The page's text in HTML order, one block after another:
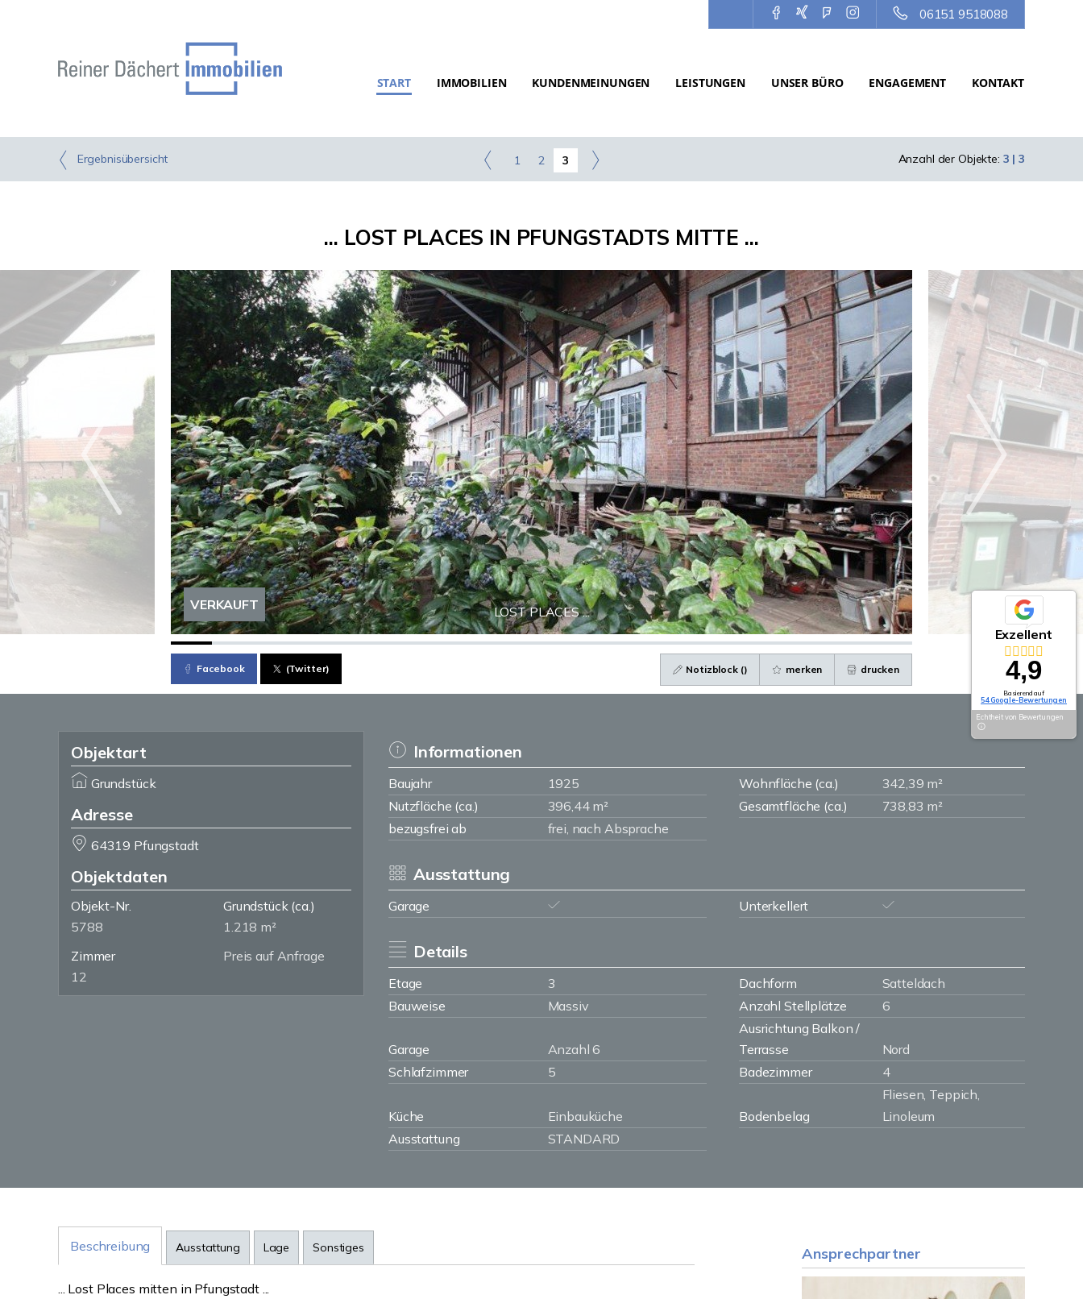
06151 9518088
START IMMOBILIEN KUNDENMEINUNGEN LEISTUNGEN UNSER BÜRO ENGAGEMENT KONTAKT
Ergebnisübersicht 1 2 3 Anzahl der Objekte: 3 | 3
... LOST PLACES IN PFUNGSTADTS MITTE ...
LOST PLACES ...
VERKAUFT
Facebook (Twitter) Notizblock () merken drucken
Objektart
Grundstück
Adresse
64319 Pfungstadt
Objektdaten
Objekt-Nr.
5788
Grundstück(ca.)
1.218 m²
Zimmer
12
Preis auf Anfrage
Informationen
Baujahr 1925 Wohnfläche (ca.)
342,39 m²
Nutzfläche (ca.)
396,44 m² Gesamtfläche (ca.)
738,83 m²
bezugsfrei ab
frei, nach Absprache
Ausstattung
Garage Unterkellert
Details
Etage 3 Dachform
Satteldach
Bauweise
Massiv Anzahl Stellplätze 6
Garage Anzahl 6
Ausrichtung Balkon /
Terrasse
Nord
Schlafzimmer
5 Badezimmer 4
Küche Einbauküche Bodenbelag
Fliesen, Teppich,
Linoleum
Ausstattung
STANDARD
Beschreibung Ausstattung Lage Sonstiges
... Lost Places mitten in Pfungstadt ...
Ansprechpartner
Exzellent
4,9
Basierend auf
54 Google-Bewertungen
Echtheit von Bewertungen